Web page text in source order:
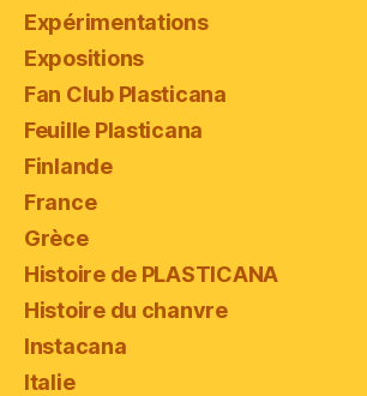
Expérimentations
Expositions
Fan Club Plasticana
Feuille Plasticana
Finlande
France
Grèce
Histoire de PLASTICANA
Histoire du chanvre
Instacana
Italie